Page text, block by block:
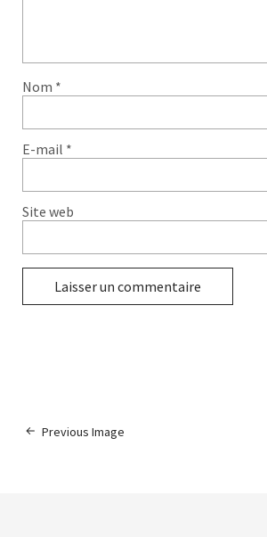
Nom *
E-mail *
Site web
Previous Image